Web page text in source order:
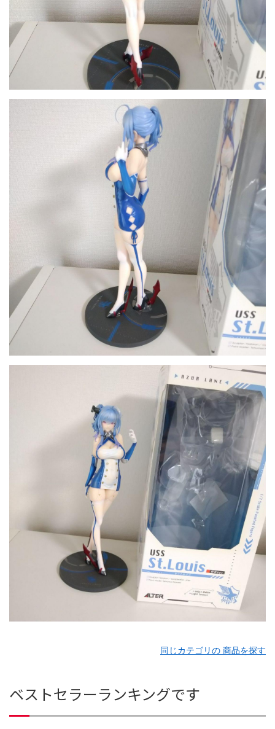
同じカテゴリの 商品を探す
ベストセラーランキングです